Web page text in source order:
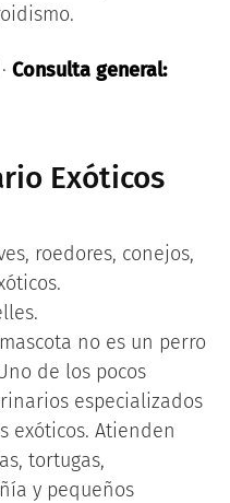
Consulta general:
Exóticos
roedores, conejos,
no es un perro
de los pocos
especializados
exóticos. Atienden
tortugas,
y pequeños